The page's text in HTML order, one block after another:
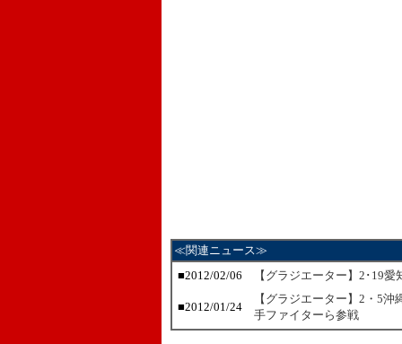
≪関連ニュース≫
■2012/02/06
【グラジエーター】2･19
■2012/01/24
【グラジエーター】2・5
手ファイターら参戦